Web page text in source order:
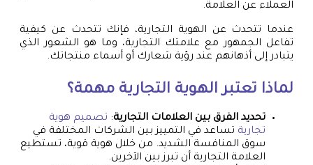
العملاء عن العلامة.
عندما تتحدث عن الهوية التجارية، فإنك تتحدث عن كيفية
تفاعل الجمهور مع علامتك التجارية، وما هو الشعور الذي
يتبادر إلى أذهانهم عند رؤية شعارك أو أسماء منتجاتك.
لماذا تعتبر الهوية التجارية مهمة؟
تحديد الفرق بين العلامات التجارية: تصميم هوية
تجارية تساعد في التمييز بين الشركات المختلفة في
سوق المنافسة الشديد. من خلال هوية قوية، تستطيع
العلامة التجارية أن تبرز بين الآخرين.